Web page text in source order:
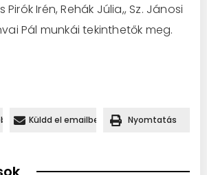
Irén, Rehák Júlia,, Sz. Jánosi
Pál munkái tekinthetők meg.
Küldd el emailben Nyomtatás